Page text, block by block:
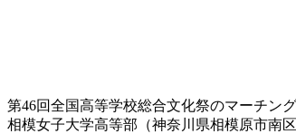
第46回全国高等学校総合文化祭のマーチン
相模女子大学高等部（神奈川県相模原市南